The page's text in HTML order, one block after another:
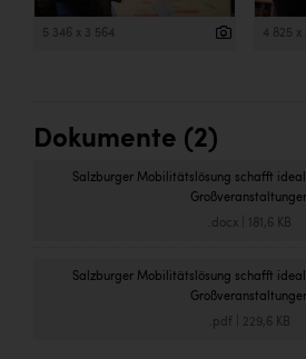
5 346 x 3 564 4 825 x
Dokumente (2)
Salzburger Mobilitätslösung schafft
.docx| 181,6 KB
Salzburger Mobilitätslösung schafft
.pdf 229,6 KB